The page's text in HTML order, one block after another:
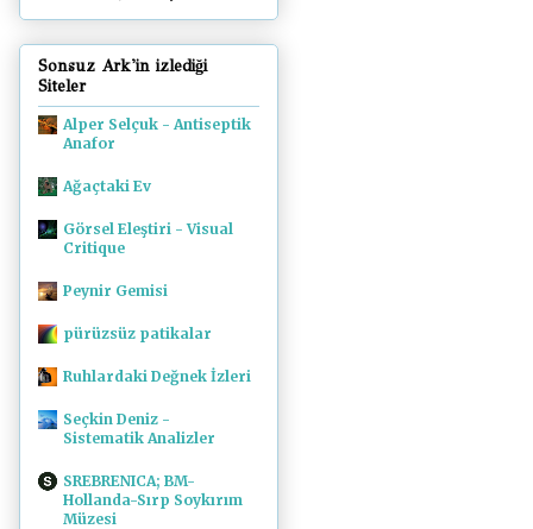
Sonsuz Ark'in izlediği
Siteler
Alper Selçuk - Antiseptik
Anafor
Ağaçtaki Ev
Görsel Eleştiri - Visual
Critique
Peynir Gemisi
pürüzsüz patikalar
Ruhlardaki Değnek İzleri
Seçkin Deniz -
Sistematik Analizler
SREBRENICA; BM-
Hollanda-Sırp Soykırım
Müzesi